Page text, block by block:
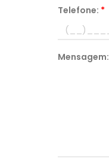
Telefone: *
Mensagem: